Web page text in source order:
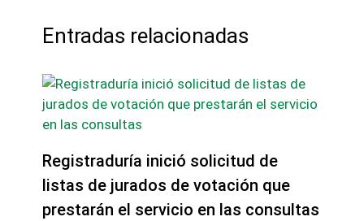
Entradas relacionadas
Registraduría inició solicitud de
listas de jurados de votación que
prestarán el servicio en las consultas